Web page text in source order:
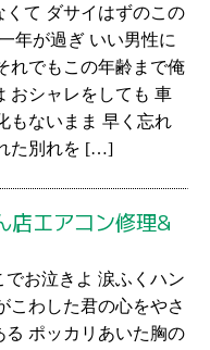
くて ダサイはずのこの
年が過ぎ いい男性に
れでもこの年齢まで俺
おシャレをしても 車
もないまま 早く忘れ
た別れを […]
店エアコン修理&
お泣きよ 涙ふくハン
こわした君の心をやさ
る ポッカリあいた胸の